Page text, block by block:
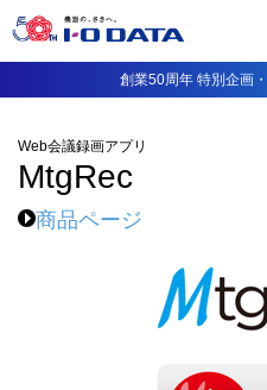
創業50周年 特別企画
Web会議録画アプリ
MtgRec
商品ページ